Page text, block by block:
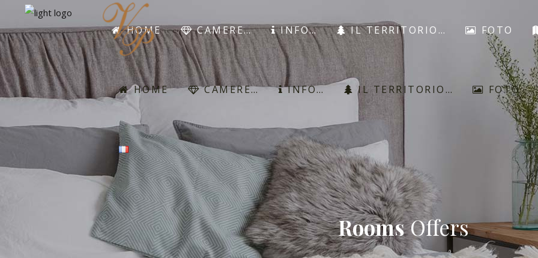
HOME CAMERE… INFO… IL TERRITORIO… FOTO
HOME CAMERE… INFO… IL TERRITORIO… FOTO
RoomsOffers